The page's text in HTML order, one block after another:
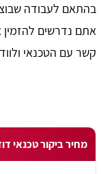
בהתאם לעבודה
אתם נדרשים
קשר עם הטכנאי
מחיר ביקור טכנאי